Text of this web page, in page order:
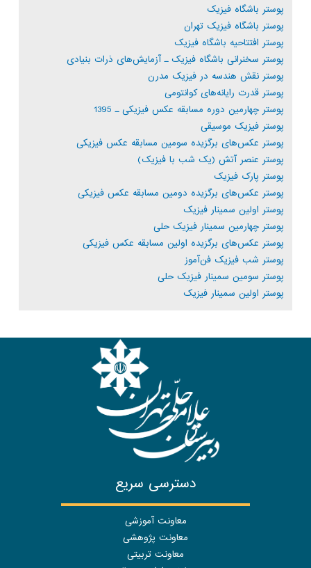
پوستر باشگاه فیزیک
پوستر باشگاه فیزیک تهران
پوستر افتتاحیه باشگاه فیزیک
پوستر سخنرانی باشگاه فیزیک ـ آزمایش‌های ذرات بنیادی
پوستر نقش هندسه در فیزیک مدرن
پوستر قدرت رایانه‌های کوانتومی
پوستر چهارمین دوره مسابقه عکس فیزیکی ـ 1395
پوستر فیزیک موسیقی
پوستر عکس‌های برگزیده سومین مسابقه عکس فیزیکی
پوستر عنصر آتش (یک شب با فیزیک)
پوستر پارک فیزیک
پوستر عکس‌های برگزیده دومین مسابقه عکس فیزیکی
پوستر اولین سمینار فیزیک
پوستر چهارمین سمینار فیزیک حلی
پوستر عکس‌های برگزیده اولین مسابقه عکس فیزیکی
پوستر شب فیزیک فن‌آموز
پوستر سومین سمینار فیزیک حلی
پوستر اولین سمینار فیزیک
دسترسی سریع
معاونت آموزشی
معاونت پژوهشی
معاونت تربیتی